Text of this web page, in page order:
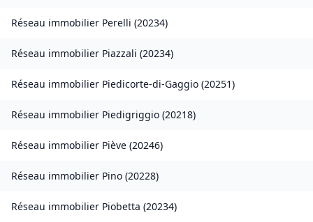
Réseau immobilier Perelli (20234)
Réseau immobilier Piazzali (20234)
Réseau immobilier Piedicorte-di-Gaggio (20251)
Réseau immobilier Piedigriggio (20218)
Réseau immobilier Piève (20246)
Réseau immobilier Pino (20228)
Réseau immobilier Piobetta (20234)